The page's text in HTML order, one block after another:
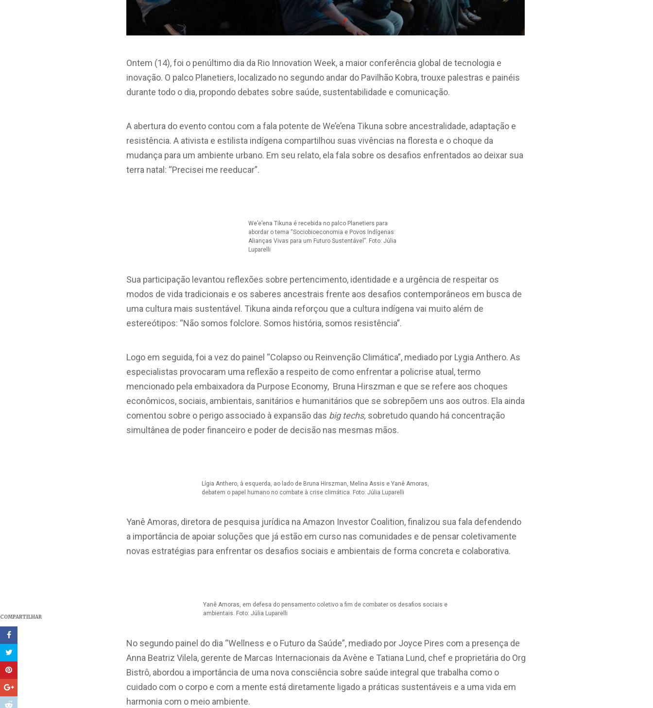
COMPARTILHAR
Ontem (14), foi o penúltimo dia da Rio Innovation Week, a maior conferência global de tecnologia e
inovação. O palco Planetiers, localizado no segundo andar do Pavilhão Kobra, trouxe palestras e painéis
durante todo o dia, propondo debates sobre saúde, sustentabilidade e comunicação.
A abertura do evento contou com a fala potente de We’e’ena Tikuna sobre ancestralidade, adaptação e
resistência. A ativista e estilista indígena compartilhou suas vivências na floresta e o choque da
mudança para um ambiente urbano. Em seu relato, ela fala sobre os desafios enfrentados ao deixar sua
terra natal: “Precisei me reeducar”.
We’e’ena Tikuna é recebida no palco Planetiers para
abordar o tema “Sociobioeconomia e Povos Indígenas:
Alianças Vivas para um Futuro Sustentável”. Foto: Júlia
Luparelli
Sua participação levantou reflexões sobre pertencimento, identidade e a urgência de respeitar os
modos de vida tradicionais e os saberes ancestrais frente aos desafios contemporâneos em busca de
uma cultura mais sustentável. Tikuna ainda reforçou que a cultura indígena vai muito além de
estereótipos: “Não somos folclore. Somos história, somos resistência”.
Logo em seguida, foi a vez do painel “Colapso ou Reinvenção Climática”, mediado por Lygia Anthero. As
especialistas provocaram uma reflexão a respeito de como enfrentar a policrise atual, termo
mencionado pela embaixadora da Purpose Economy, Bruna Hirszman e que se refere aos choques
econômicos, sociais, ambientais, sanitários e humanitários que se sobrepõem uns aos outros. Ela ainda
comentou sobre o perigo associado à expansão das big techs, sobretudo quando há concentração
simultânea de poder financeiro e poder de decisão nas mesmas mãos.
Lígia Anthero, à esquerda, ao lado de Bruna Hirszman, Melina Assis e Yanê Amoras,
debatem o papel humano no combate à crise climática. Foto: Júlia Luparelli
Yanê Amoras, diretora de pesquisa jurídica na Amazon Investor Coalition, finalizou sua fala defendendo
a importância de apoiar soluções que já estão em curso nas comunidades e de pensar coletivamente
novas estratégias para enfrentar os desafios sociais e ambientais de forma concreta e colaborativa.
Yanê Amoras, em defesa do pensamento coletivo a fim de combater os desafios sociais e
ambientais. Foto: Júlia Luparelli
No segundo painel do dia “Wellness e o Futuro da Saúde”, mediado por Joyce Pires com a presença de
Anna Beatriz Vilela, gerente de Marcas Internacionais da Avène e Tatiana Lund, chef e proprietária do Org
Bistrô, abordou a importância de uma nova consciência sobre saúde integral que trabalha como o
cuidado com o corpo e com a mente está diretamente ligado a práticas sustentáveis e a uma vida em
harmonia com o meio ambiente.